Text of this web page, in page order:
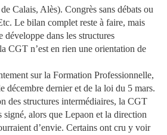
Calais, Alès). Congrès sans débats ou
Le bilan complet reste à faire, mais
développe dans les structures
CGT n’est en rien une orientation de
sur la Formation Professionnelle,
décembre dernier et de la loi du 5 mars.
des structures intermédiaires, la CGT
signé, alors que Lepaon et la direction
d’envie. Certains ont cru y voir